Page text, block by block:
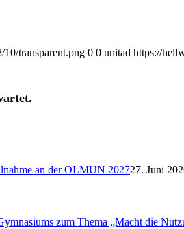
transparent.png 0 0 unitad https://
an der OLMUN 202727. Juni
zum Thema „Macht die